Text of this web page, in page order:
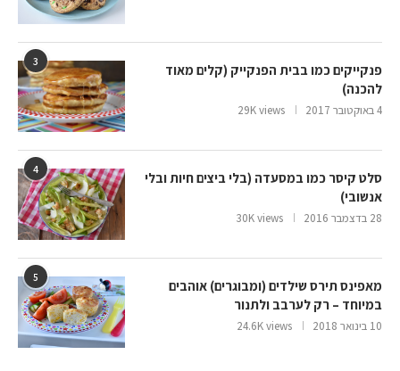
3
פנקייקים כמו בבית הפנקייק (קלים מאוד
להכנה)
4 באוקטובר 2017 29K views
4
סלט קיסר כמו במסעדה (בלי ביצים חיות ובלי
אנשובי)
28 בדצמבר 2016 30K views
5
מאפינס תירס שילדים (ומבוגרים) אוהבים
במיוחד – רק לערבב ולתנור
10 בינואר 2018 24.6K views